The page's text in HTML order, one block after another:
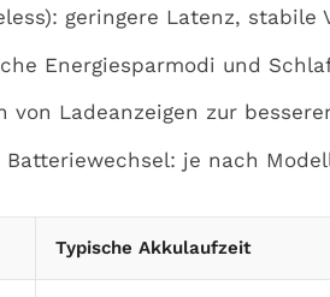
geringere Latenz,
Energiesparmodi und
von Ladeanzeigen zur
Batteriewechsel: je nach
Typische Akkulaufzeit